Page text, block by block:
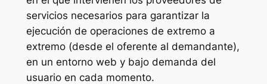
servicios necesarios para garantizar la
ejecución de operaciones de extremo a
extremo (desde el oferente al demandante),
en un entorno web y bajo demanda del
usuario en cada momento.